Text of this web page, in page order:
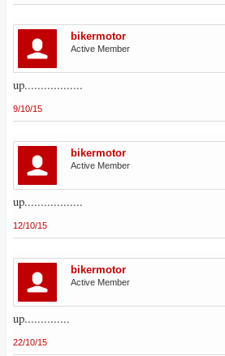
bikermotor
Active Member
up..................
9/10/15
bikermotor
Active Member
up..................
12/10/15
bikermotor
Active Member
up..............
22/10/15